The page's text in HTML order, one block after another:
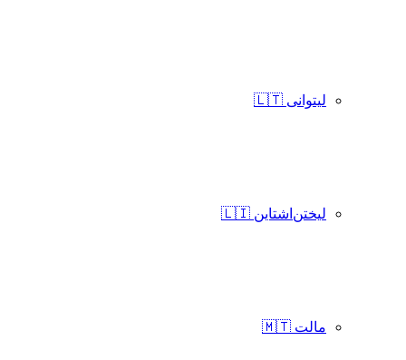
لیتوانی 🇱🇹
لیختن‌اشتاین 🇱🇮
مالت 🇲🇹